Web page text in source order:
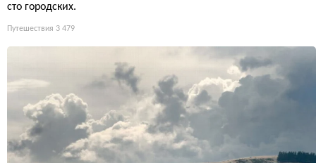
сто городских.
Путешествия 3 479